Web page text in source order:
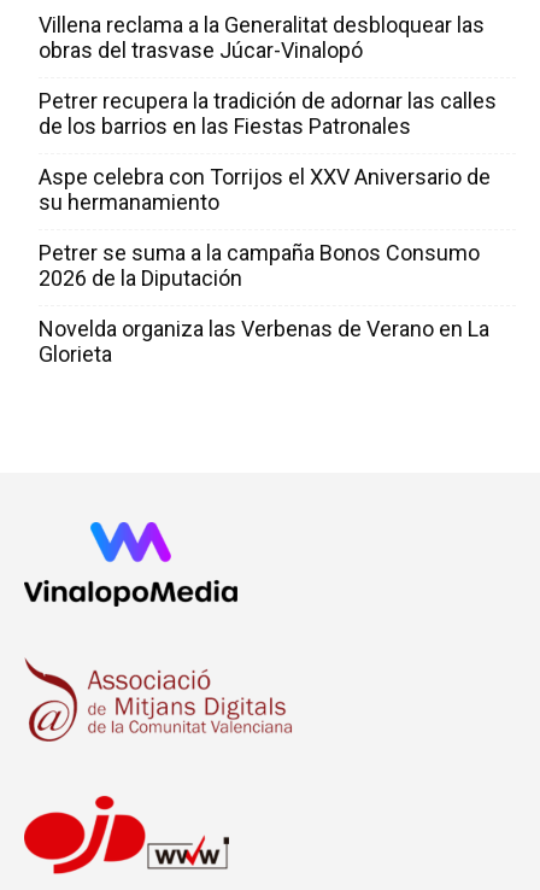
Villena reclama a la Generalitat desbloquear las
obras del trasvase Júcar-Vinalopó
Petrer recupera la tradición de adornar las calles
de los barrios en las Fiestas Patronales
Aspe celebra con Torrijos el XXV Aniversario de
su hermanamiento
Petrer se suma a la campaña Bonos Consumo
2026 de la Diputación
Novelda organiza las Verbenas de Verano en La
Glorieta